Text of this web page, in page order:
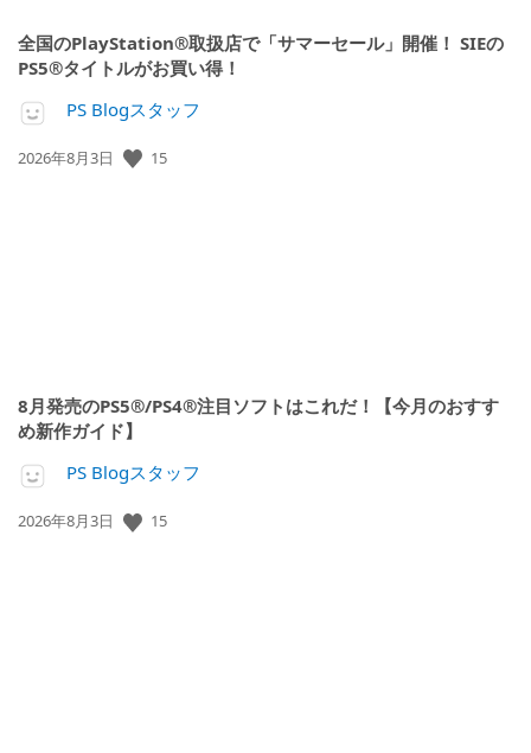
全国のPlayStation®取扱店で「サマーセール」開催！ SIEの
PS5®タイトルがお買い得！
PS Blogスタッフ
公
2026年8月3日 15
8月発売のPS5®/PS4®注目ソフトはこれだ！【今月のおすす
め新作ガイド】
PS Blogスタッフ
公
2026年8月3日 15